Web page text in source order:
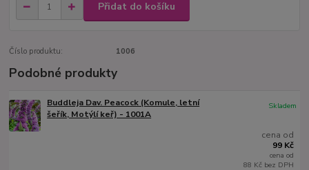
Přidat do košíku
Číslo produktu: 1006
Podobné produkty
Buddleja Dav. Peacock (Komule, letní
šeřík, Motýlí keř) - 1001A
cena od
99 Kč
cena od
88 Kč bez DPH
Skladem